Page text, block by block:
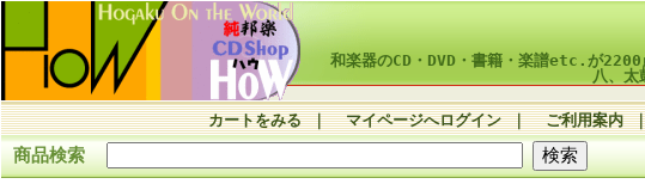
和楽器のCD・DVD・書籍・楽譜etc.が2200
八、太
カートをみる｜ マイページへログイン｜ ご利用案内
商品検索